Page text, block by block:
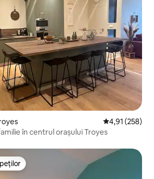
Scor mediu de
4,91 (258)
în centrul orașului Troyes
categoriei Alegerea oaspeților